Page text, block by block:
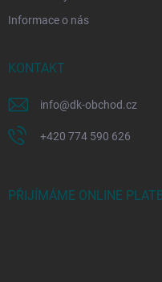
Informace o nás
KONTAKT
info@dk-obchod.cz
+420 774 590 626
PŘIJÍMÁME ONLINE